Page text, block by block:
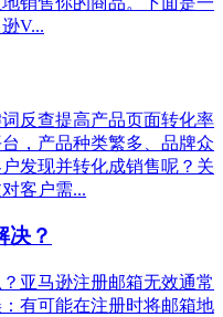
V...
反查提高产品页面转化率
，产品种类繁多、品牌众
发现并转化成销售呢？关
客户需...
决？
亚马逊注册邮箱无效通常
有可能在注册时将邮箱地